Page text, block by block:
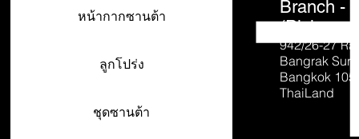
หน้ากากซานต้า
ลูกโปร่ง
ชุดซานต้า
Branch -
(Pick-up
942/26-27
Bangrak
Bangkok
ThaiLand